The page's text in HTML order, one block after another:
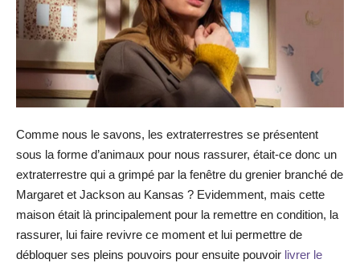
Comme nous le savons, les extraterrestres se présentent
sous la forme d’animaux pour nous rassurer, était-ce donc un
extraterrestre qui a grimpé par la fenêtre du grenier branché de
Margaret et Jackson au Kansas ? Evidemment, mais cette
maison était là principalement pour la remettre en condition, la
rassurer, lui faire revivre ce moment et lui permettre de
débloquer ses pleins pouvoirs pour ensuite pouvoir livrer le